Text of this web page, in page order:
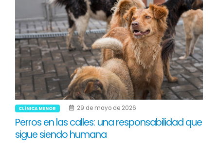
CLÍNICA MENOR 29 de mayo de 2026
Perros en las calles: una responsabilidad que
sigue siendo humana